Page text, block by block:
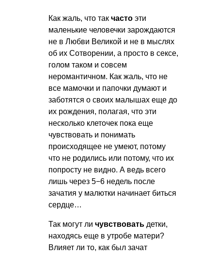
Как жаль, что так часто эти
маленькие человечки зарождаются
не в Любви Великой и не в мыслях
об их Сотворении, а просто в сексе,
голом таком и совсем
неромантичном. Как жаль, что не
все мамочки и папочки думают и
заботятся о своих малышах еще до
их рождения, полагая, что эти
несколько клеточек пока еще
чувствовать и понимать
происходящее не умеют, потому
что не родились или потому, что их
попросту не видно. А ведь всего
лишь через 5−6 недель после
зачатия у малютки начинает биться
сердце…
Так могут ли чувствовать детки,
находясь еще в утробе матери?
Влияет ли то, как был зачат